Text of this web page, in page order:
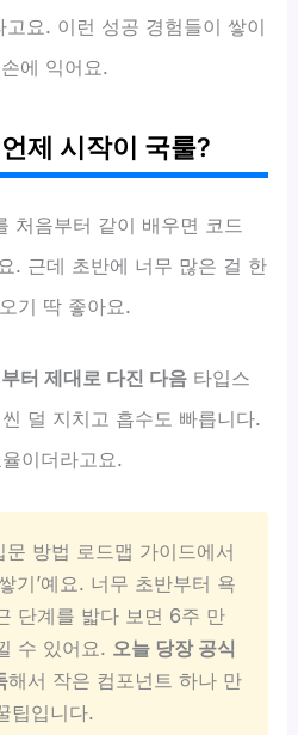
고요. 이런 성공 경험들이 쌓이
에 익어요.
제 시작이 국룰?
처음부터 같이 배우면 코드
. 근데 초반에 너무 많은 걸 한
기 딱 좋아요.
터 제대로 다진 다음 타입스
덜 지치고 흡수도 빠릅니다.
이더라고요.
방법 로드맵 가이드에서
기’예요. 너무 초반부터 욕
단계를 밟다 보면 6주 만
수 있어요. 오늘 당장 공식
해서 작은 컴포넌트 하나 만
팁입니다.